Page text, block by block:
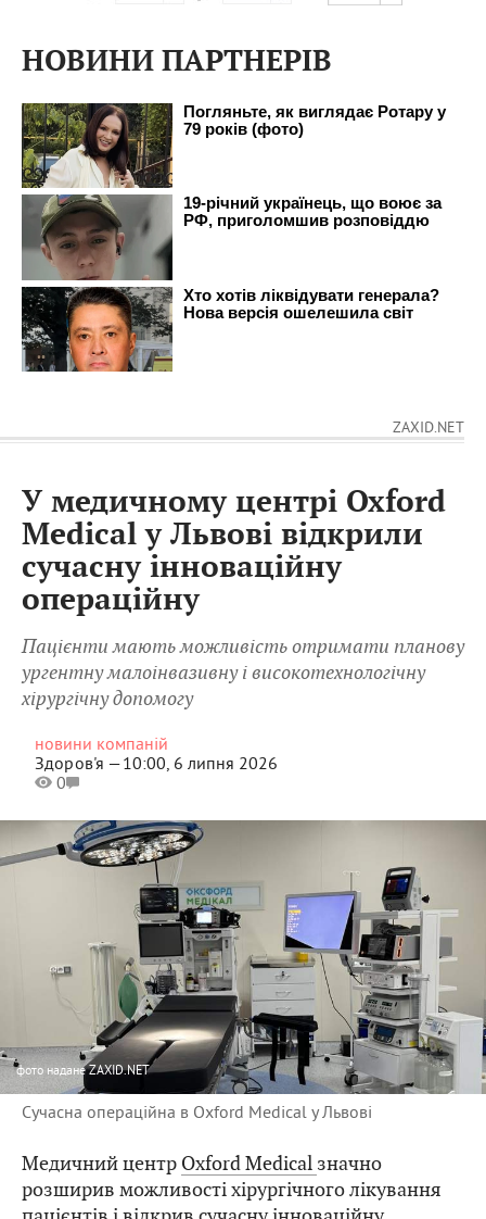
НОВИНИ ПАРТНЕРІВ
ZAXID.NET
У медичному центрі Oxford
Medical у Львові відкрили
сучасну інноваційну
операційну
Пацієнти мають можливість отримати планову
ургентну малоінвазивну і високотехнологічну
хірургічну допомогу
новини компаній
Здоров'я —10:00, 6 липня 2026
0
фото надане ZAXID.NET
Сучасна операційна в Oxford Medical у Львові
Медичний центр Oxford Medical значно
розширив можливості хірургічного лікування